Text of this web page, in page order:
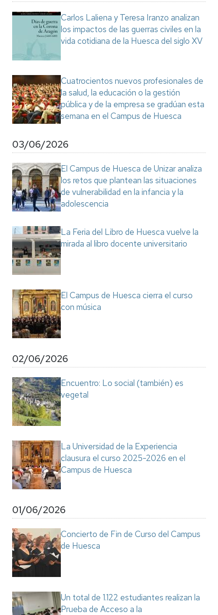
Carlos Laliena y Teresa Iranzo analizan
los impactos de las guerras civiles en la
vida cotidiana de la Huesca del siglo XV
Cuatrocientos nuevos profesionales de
la salud, la educación o la gestión
pública y de la empresa se gradúan esta
semana en el Campus de Huesca
03/06/2026
El Campus de Huesca de Unizar analiza
los retos que plantean las situaciones
de vulnerabilidad en la infancia y la
adolescencia
La Feria del Libro de Huesca vuelve la
mirada al libro docente universitario
El Campus de Huesca cierra el curso
con música
02/06/2026
Encuentro: Lo social (también) es
vegetal
La Universidad de la Experiencia
clausura el curso 2025-2026 en el
Campus de Huesca
01/06/2026
Concierto de Fin de Curso del Campus
de Huesca
Un total de 1.122 estudiantes realizan la
Prueba de Acceso a la